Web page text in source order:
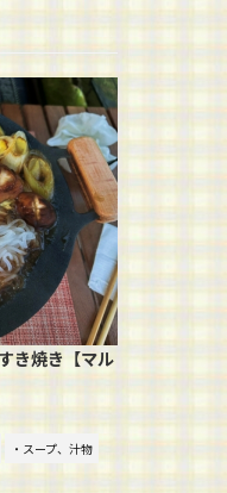
き焼き【マル
・スープ、汁物